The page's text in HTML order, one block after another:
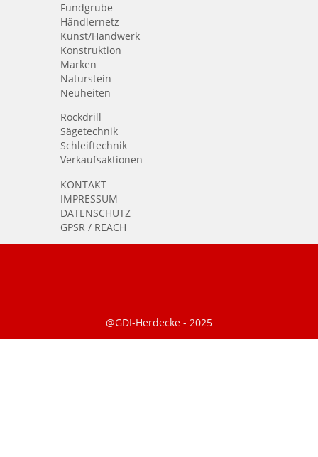
Fundgrube
Händlernetz
Kunst/Handwerk
Konstruktion
Marken
Naturstein
Neuheiten
Rockdrill
Sägetechnik
Schleiftechnik
Verkaufsaktionen
KONTAKT
IMPRESSUM
DATENSCHUTZ
GPSR / REACH
@GDI-Herdecke - 2025